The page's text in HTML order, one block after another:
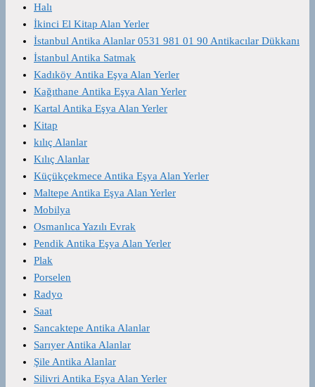
Halı
İkinci El Kitap Alan Yerler
İstanbul Antika Alanlar 0531 981 01 90 Antikacılar Dükkanı
İstanbul Antika Satmak
Kadıköy Antika Eşya Alan Yerler
Kağıthane Antika Eşya Alan Yerler
Kartal Antika Eşya Alan Yerler
Kitap
kılıç Alanlar
Kılıç Alanlar
Küçükçekmece Antika Eşya Alan Yerler
Maltepe Antika Eşya Alan Yerler
Mobilya
Osmanlıca Yazılı Evrak
Pendik Antika Eşya Alan Yerler
Plak
Porselen
Radyo
Saat
Sancaktepe Antika Alanlar
Sarıyer Antika Alanlar
Şile Antika Alanlar
Silivri Antika Eşya Alan Yerler